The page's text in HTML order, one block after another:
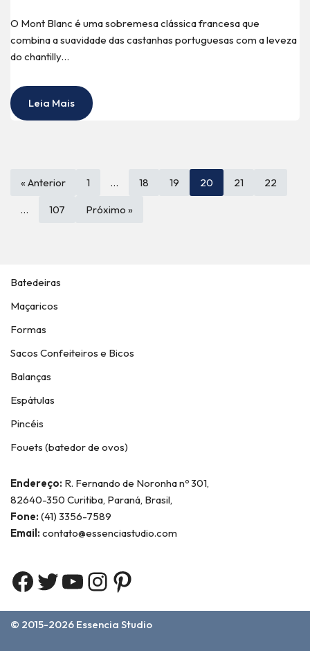
O Mont Blanc é uma sobremesa clássica francesa que
combina a suavidade das castanhas portuguesas com a leveza
do chantilly…
Leia Mais
« Anterior 1 … 18 19 20 21 22
… 107 Próximo »
Batedeiras
Maçaricos
Formas
Sacos Confeiteiros e Bicos
Balanças
Espátulas
Pincéis
Fouets (batedor de ovos)
Endereço: R. Fernando de Noronha nº 301,
82640-350 Curitiba, Paraná, Brasil,
Fone: (41) 3356-7589
Email: contato@essenciastudio.com
© 2015-2026 Essencia Studio